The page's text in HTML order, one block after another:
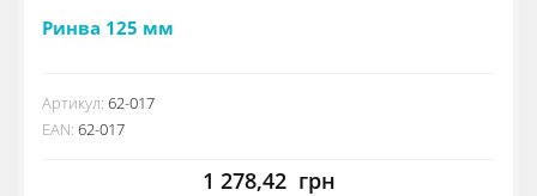
Ринва 125 мм
Артикул: 62-017
EAN: 62-017
1 278,42грн